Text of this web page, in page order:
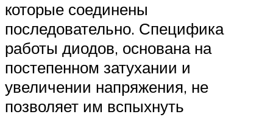
которые соединены
последовательно. Специфика
работы диодов, основана на
постепенном затухании и
увеличении напряжения, не
позволяет им вспыхнуть